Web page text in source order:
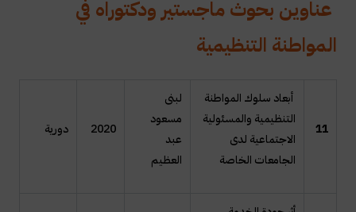
عناوين بحوث ماجستير ودكتوراه في
المواطنة التنظيمية
11
أبعاد سلوك المواطنة
التنظيمية والمسئولية
الاجتماعية لدى
الجامعات الخاصة
لبنى
مسعود
عبد
العظيم
2020 دورية